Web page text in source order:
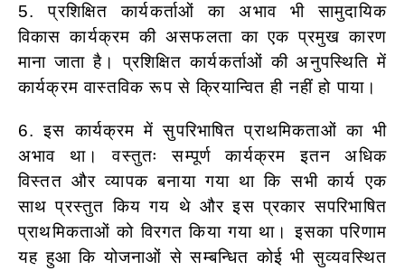
5. प्रशिक्षित कार्यकर्ताओं का अभाव भी सामुदायिक
विकास कार्यक्रम की असफलता का एक प्रमुख कारण
माना जाता है। प्रशिक्षित कार्यकर्ताओं की अनुपस्थिति में
कार्यक्रम वास्तविक रूप से क्रियान्वित ही नहीं हो पाया।
6. इस कार्यक्रम में सुपरिभाषित प्राथमिकताओं का भी
अभाव था। वस्तुतः सम्पूर्ण कार्यक्रम इतन अधिक
विस्तत और व्यापक बनाया गया था कि सभी कार्य एक
साथ प्रस्तुत किय गय थे और इस प्रकार सपरिभाषित
प्राथमिकताओं को विरगत किया गया था। इसका परिणाम
यह हुआ कि योजनाओं से सम्बन्धित कोई भी सुव्यवस्थित